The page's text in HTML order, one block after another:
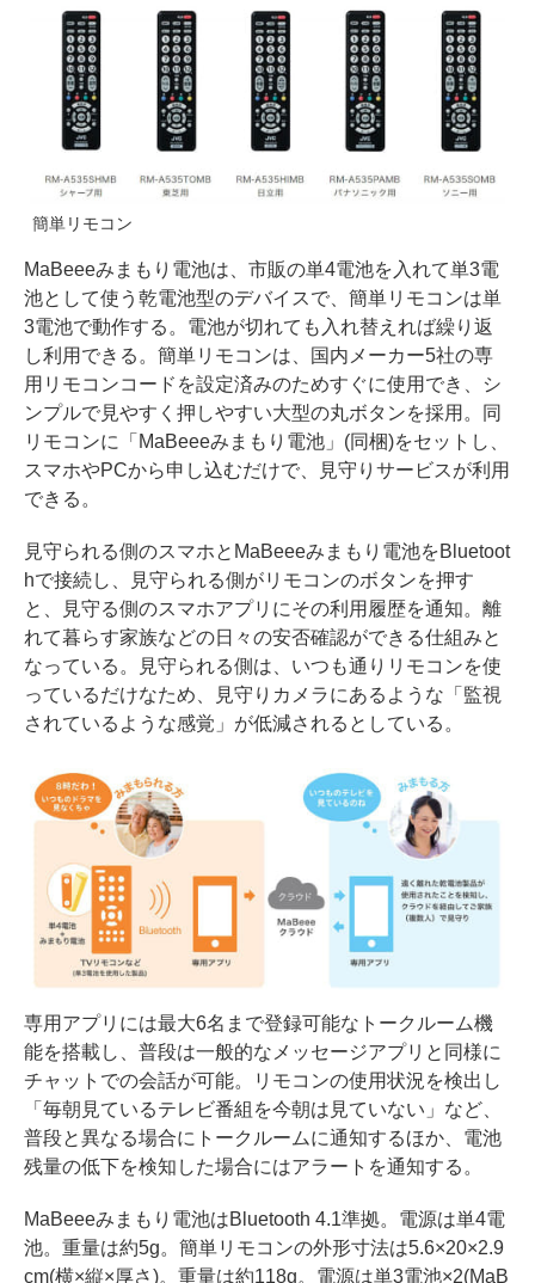
簡単リモコン
MaBeeeみまもり電池は、市販の単4電池を入れて単3電
池として使う乾電池型のデバイスで、簡単リモコンは単
3電池で動作する。電池が切れても入れ替えれば繰り返
し利用できる。簡単リモコンは、国内メーカー5社の専
用リモコンコードを設定済みのためすぐに使用でき、シ
ンプルで見やすく押しやすい大型の丸ボタンを採用。同
リモコンに「MaBeeeみまもり電池」(同梱)をセットし、
スマホやPCから申し込むだけで、見守りサービスが利用
できる。
見守られる側のスマホとMaBeeeみまもり電池をBluetoot
hで接続し、見守られる側がリモコンのボタンを押す
と、見守る側のスマホアプリにその利用履歴を通知。離
れて暮らす家族などの日々の安否確認ができる仕組みと
なっている。見守られる側は、いつも通りリモコンを使
っているだけなため、見守りカメラにあるような「監視
されているような感覚」が低減されるとしている。
専用アプリには最大6名まで登録可能なトークルーム機
能を搭載し、普段は一般的なメッセージアプリと同様に
チャットでの会話が可能。リモコンの使用状況を検出し
「毎朝見ているテレビ番組を今朝は見ていない」など、
普段と異なる場合にトークルームに通知するほか、電池
残量の低下を検知した場合にはアラートを通知する。
MaBeeeみまもり電池はBluetooth 4.1準拠。電源は単4電
池。重量は約5g。簡単リモコンの外形寸法は5.6×20×2.9
cm(横×縦×厚さ)。重量は約118g。電源は単3電池×2(MaB